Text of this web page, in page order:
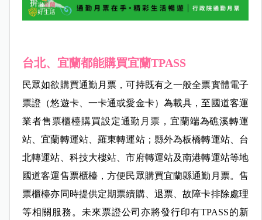
台北、宜蘭都能購買宜蘭TPASS
民眾如欲購買通勤月票，可持既有之一般全票實體電子
票證（悠遊卡、一卡通或愛金卡）為載具，至國道客運
業者售票櫃檯購買設定通勤月票，宜蘭端為礁溪轉運
站、宜蘭轉運站、羅東轉運站；縣外為板橋轉運站、台
北轉運站、科技大樓站、市府轉運站及南港轉運站等地
國道客運售票櫃檯，方便民眾購買宜蘭縣通勤月票。售
票櫃檯亦同時提供定期票續購、退票、故障卡排除處理
等相關服務。未來票證公司亦將發行印有TPASS的新